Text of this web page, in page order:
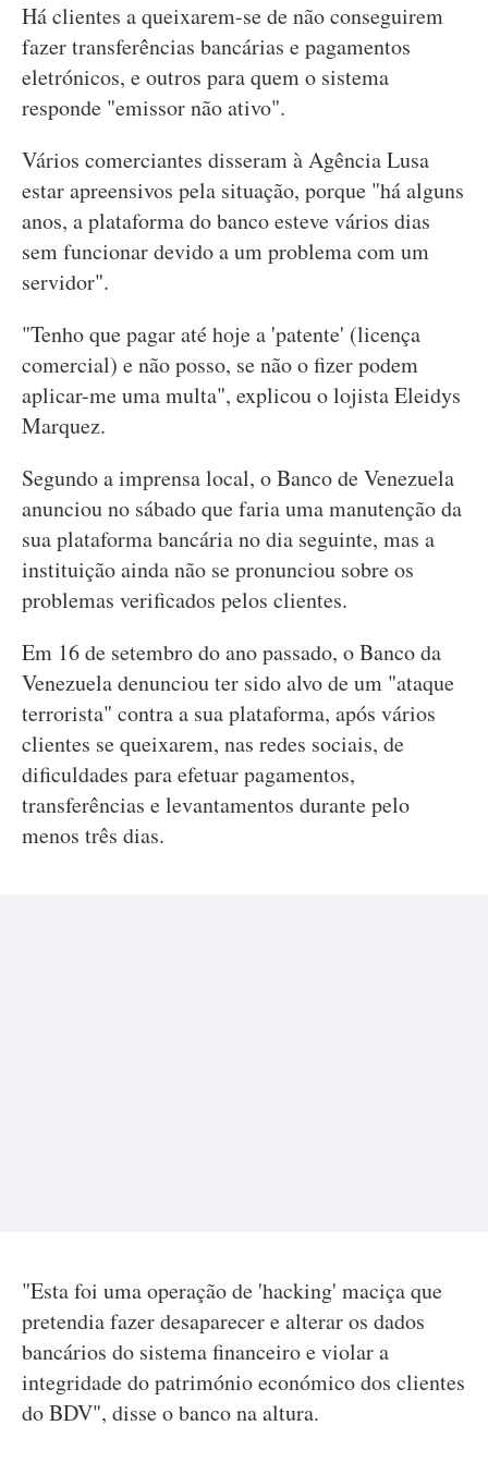
Há clientes a queixarem-se de não conseguirem
fazer transferências bancárias e pagamentos
eletrónicos, e outros para quem o sistema
responde "emissor não ativo".
Vários comerciantes disseram à Agência Lusa
estar apreensivos pela situação, porque "há alguns
anos, a plataforma do banco esteve vários dias
sem funcionar devido a um problema com um
servidor".
"Tenho que pagar até hoje a 'patente' (licença
comercial) e não posso, se não o fizer podem
aplicar-me uma multa", explicou o lojista Eleidys
Marquez.
Segundo a imprensa local, o Banco de Venezuela
anunciou no sábado que faria uma manutenção da
sua plataforma bancária no dia seguinte, mas a
instituição ainda não se pronunciou sobre os
problemas verificados pelos clientes.
Em 16 de setembro do ano passado, o Banco da
Venezuela denunciou ter sido alvo de um "ataque
terrorista" contra a sua plataforma, após vários
clientes se queixarem, nas redes sociais, de
dificuldades para efetuar pagamentos,
transferências e levantamentos durante pelo
menos três dias.
"Esta foi uma operação de 'hacking' maciça que
pretendia fazer desaparecer e alterar os dados
bancários do sistema financeiro e violar a
integridade do património económico dos clientes
do BDV", disse o banco na altura.